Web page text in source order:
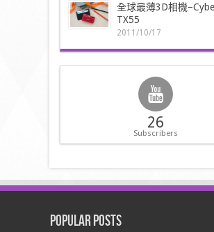
全球最薄3D相機
TX55
2011/10/17
26
Subscribers
Popular Posts